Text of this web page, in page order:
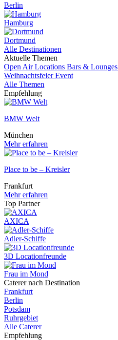
Berlin
Hamburg
Dortmund
Alle Destinationen
Aktuelle Themen
Open Air Locations Bars & Lounges
WeihnachtsfeierEvent
Alle Themen
Empfehlung
BMW Welt
München
Mehr erfahren
Place to be – Kreisler
Frankfurt
Mehr erfahren
Top Partner
AXICA
Adler-Schiffe
3D Locationfreunde
Frau im Mond
Caterer nach Destination
Frankfurt
Berlin
Potsdam
Ruhrgebiet
Alle Caterer
Empfehlung